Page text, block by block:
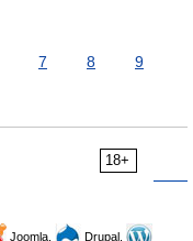
7 8
9
18+
Joomla,
Drupal,